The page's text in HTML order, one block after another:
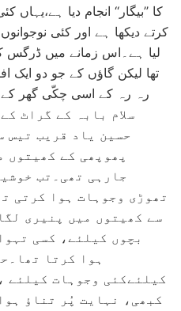
کا ’’بیگار‘‘ انجام دیا
کرتے دیکھا ہے اور کئی
لیا ہے۔اس زمانے میں ڈرگس
تھا لیکن گاؤں کے جو دو ایک
رہ رہ کے اسی چکّی گھر کے
سلام بابہ کے گراٹ
حسین یاد قریب تیس
پھوپھی کے کھیتوں
جارہی تھی۔تب
تھوڑی وجوہات ہوا کرتی
سے کھیتوں میں پنیری
بچوں کیلئے، کسی
ہوا کرتا
کیلئےکئی وجوہات کیلئے
کبھی، نہایت پُر تناؤ